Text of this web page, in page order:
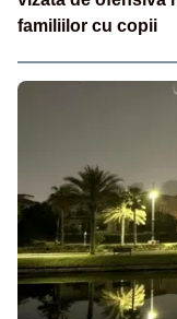
familiilor cu copii